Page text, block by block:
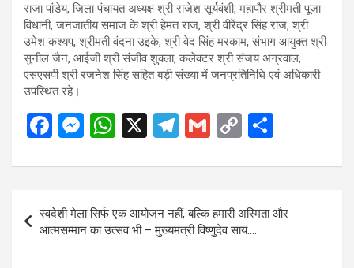
राजा पांडेय, जिला पंचायत अध्यक्ष श्री राजेश सूर्यवंशी, महापौर श्रीमती पूजा
विधानी, जनजातीय समाज के श्री हेमंत राज, श्री वीरेंद्र सिंह राज, श्री
उमेश कश्यप, श्रीमती वंदना उइके, श्री वेद सिंह मरकाम, संभाग आयुक्त श्री
सुनील जैन, आईजी श्री संजीव शुक्ला, कलेक्टर श्री संजय अग्रवाल,
एसएसपी श्री रजनेश सिंह सहित बड़ी संख्या में जनप्रतिनिधि एवं अधिकारी
उपस्थित रहे।
F
ce
b
o
o
M
se
n
g
er
W
at
A
p
X
T
e
gr
a
m
G
ail
C
py
Li
n
k
ar
e
navigation
स्वदेशी मेला सिर्फ एक आयोजन नहीं, बल्कि हमारी अस्मिता और
आत्मसम्मान का उत्सव भी – मुख्यमंत्री विष्णुदेव साय….